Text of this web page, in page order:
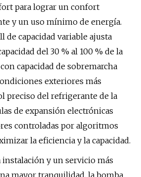
para lograr un confort
y un uso mínimo de energía.
de capacidad variable ajusta
del 30 % al 100 % de la
capacidad de sobremarcha
exteriores más
preciso del refrigerante de la
de expansión electrónicas
controladas por algoritmos
la eficiencia y la capacidad.
instalación y un servicio más
mayor tranquilidad, la bomba